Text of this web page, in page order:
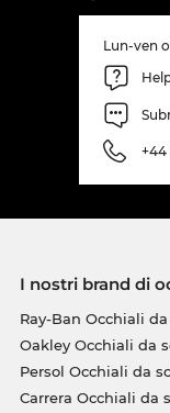
Lun-ven
+44
I nostri brand di
Ray-Ban Occhiali
Oakley Occhiali da
Persol Occhiali da
Carrera Occhiali da